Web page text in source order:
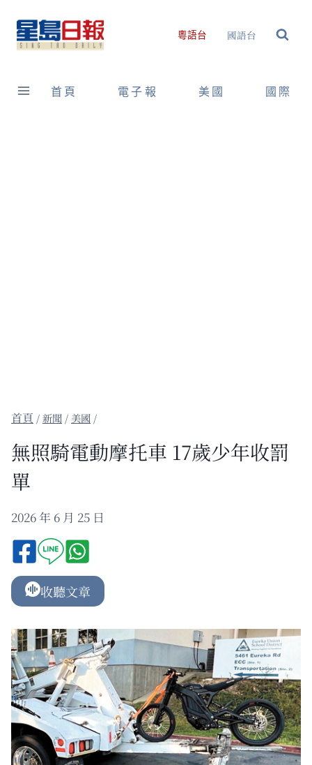
content
粵語台 國語台
首頁 電子報 美國 國際
/新聞 / 美國 /
無照騎電動摩托車 17歲少年收罰
單
2026 年 6 月 25 日
收聽文章